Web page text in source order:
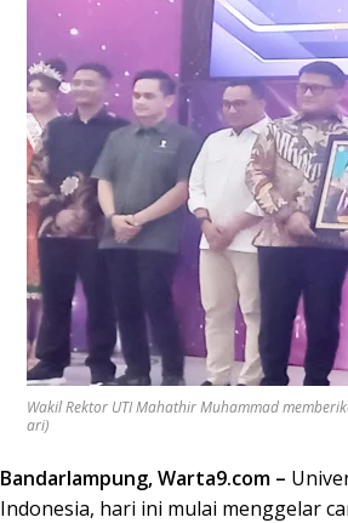
Wakil Rektor UTI Mahathir Muhammad
ari)
Bandarlampung, Warta9.com –
Indonesia, hari ini mulai menggelar